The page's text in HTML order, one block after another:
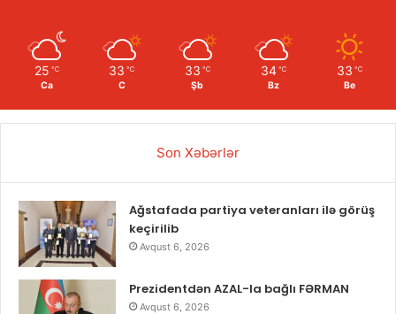
25 ℃
Ca
33 ℃
C
33 ℃
Şb
34 ℃
Bz
33 ℃
Be
Son Xəbərlər
Ağstafada partiya veteranları ilə görüş
keçirilib
Avqust 6, 2026
Prezidentdən AZAL-la bağlı FƏRMAN
Avqust 6, 2026